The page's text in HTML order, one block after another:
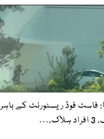
فاسٹ فوڈ ریسٹورنٹ کے باہر